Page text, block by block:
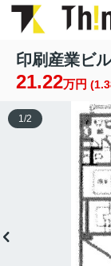
印刷産業ビ
21.22万円
1/2